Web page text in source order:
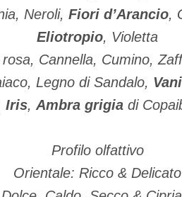
Neroli, Fiori d’Arancio,
Eliotropio, Violetta
Cannella, Cumino,
Legno di Sandalo,
Iris, Ambra grigia di
Profilo olfattivo
Orientale: Ricco & Delicato